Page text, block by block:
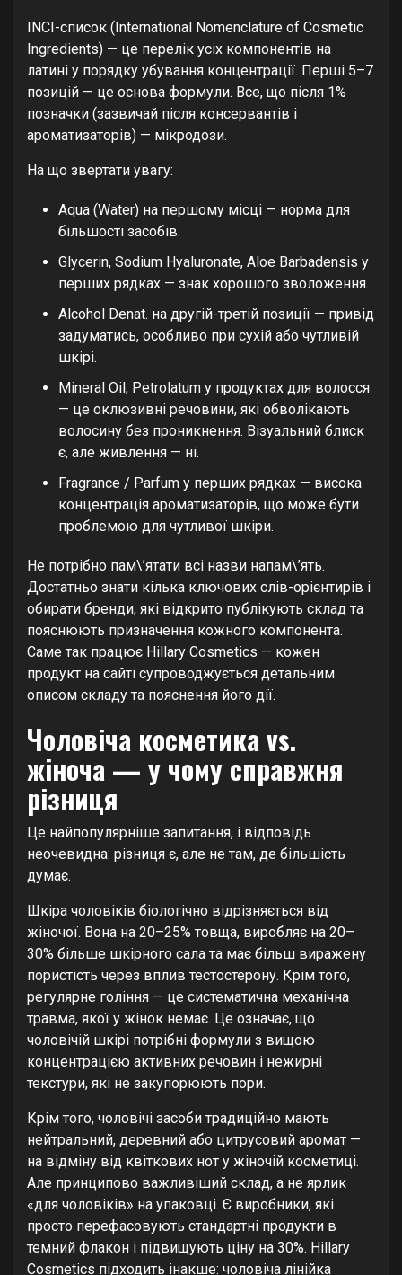
INCI-список (International Nomenclature of Cosmetic
Ingredients) — це перелік усіх компонентів на
латині у порядку убування концентрації. Перші 5–7
позицій — це основа формули. Все, що після 1%
позначки (зазвичай після консервантів і
ароматизаторів) — мікродози.
На що звертати увагу:
Aqua (Water) на першому місці — норма для
більшості засобів.
Glycerin, Sodium Hyaluronate, Aloe Barbadensis у
перших рядках — знак хорошого зволоження.
Alcohol Denat. на другій-третій позиції — привід
задуматись, особливо при сухій або чутливій
шкірі.
Mineral Oil, Petrolatum у продуктах для волосся
— це оклюзивні речовини, які обволікають
волосину без проникнення. Візуальний блиск
є, але живлення — ні.
Fragrance / Parfum у перших рядках — висока
концентрація ароматизаторів, що може бути
проблемою для чутливої шкіри.
Не потрібно пам\’ятати всі назви напам\’ять.
Достатньо знати кілька ключових слів-орієнтирів і
обирати бренди, які відкрито публікують склад та
пояснюють призначення кожного компонента.
Саме так працює Hillary Cosmetics — кожен
продукт на сайті супроводжується детальним
описом складу та пояснення його дії.
Чоловіча косметика vs.
жіноча — у чому справжня
різниця
Це найпопулярніше запитання, і відповідь
неочевидна: різниця є, але не там, де більшість
думає.
Шкіра чоловіків біологічно відрізняється від
жіночої. Вона на 20–25% товща, виробляє на 20–
30% більше шкірного сала та має більш виражену
пористість через вплив тестостерону. Крім того,
регулярне гоління — це систематична механічна
травма, якої у жінок немає. Це означає, що
чоловічій шкірі потрібні формули з вищою
концентрацією активних речовин і нежирні
текстури, які не закупорюють пори.
Крім того, чоловічі засоби традиційно мають
нейтральний, деревний або цитрусовий аромат —
на відміну від квіткових нот у жіночій косметиці.
Але принципово важливіший склад, а не ярлик
«для чоловіків» на упаковці. Є виробники, які
просто перефасовують стандартні продукти в
темний флакон і підвищують ціну на 30%. Hillary
Cosmetics підходить інакше: чоловіча лінійка